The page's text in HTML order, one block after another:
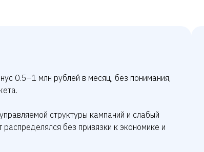
0.5–1 млн рублей в месяц, без понимания,
структуры кампаний и слабый
без привязки к экономике и